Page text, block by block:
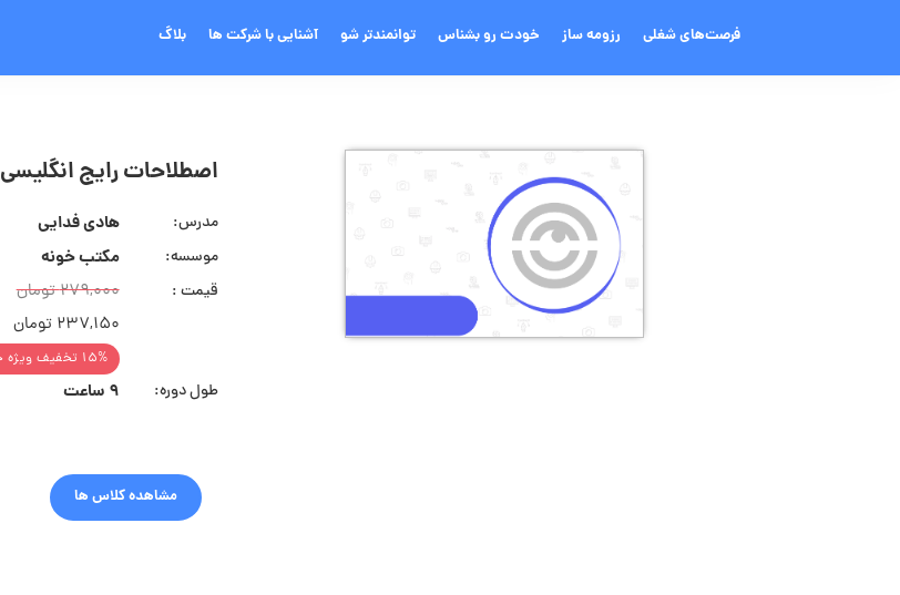
فرصت‌های شغلی رزومه ساز خودت رو بشناس توانمندتر شو آشنایی با شرکت ها بلاگ
اصطلاحات رایج انگلیسی
مدرس: هادی فدایی
موسسه: مکتب خونه
قیمت :
279,000 تومان
237,150 تومان
15% تخفیف ویژه جاب‌ویژنی‌ها
طول دوره: 9 ساعت
مشاهده کلاس ها